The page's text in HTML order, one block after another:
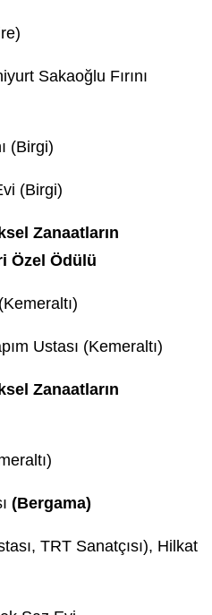
Sakaoğlu Fırını
(Birgi)
(Birgi)
Zanaatların
Özel Ödülü
Ustası (Kemeraltı)
Zanaatların
(Bergama)
TRT Sanatçısı), Hilkat